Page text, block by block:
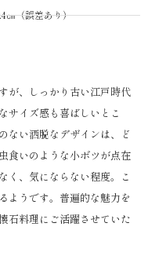
㎝（誤差あり）
が、しっかり古い江戸時代
サイズ感も喜ばしいとこ
ない洒脱なデザインは、ど
食いのような小ボツが点在
く、気にならない程度。こ
ようです。普遍的な魅力を
石料理にご活躍させていた